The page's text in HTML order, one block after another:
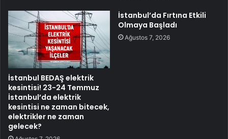
İstanbul BEDAŞ elektrik
kesintisi! 23-24 Temmuz
İstanbul’da elektrik
kesintisi ne zaman bitecek,
elektrikler ne zaman
gelecek?
İstanbul’da Fırtına Etkili
Olmaya Başladı
Ağustos 7, 2026